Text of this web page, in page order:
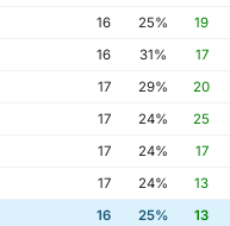
16 25% 19
16 31% 17
17 29% 20
17 24% 25
17 24% 17
17 24% 13
16 25% 13